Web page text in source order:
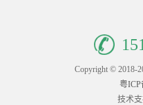
Copyright © 2018-
粤ICP
技术支